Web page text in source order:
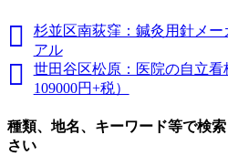
杉並区南荻窪：鍼灸用針メ
アル
世田谷区松原：医院の自立
109000円+税）
種類、地名、キーワード等で検
さい